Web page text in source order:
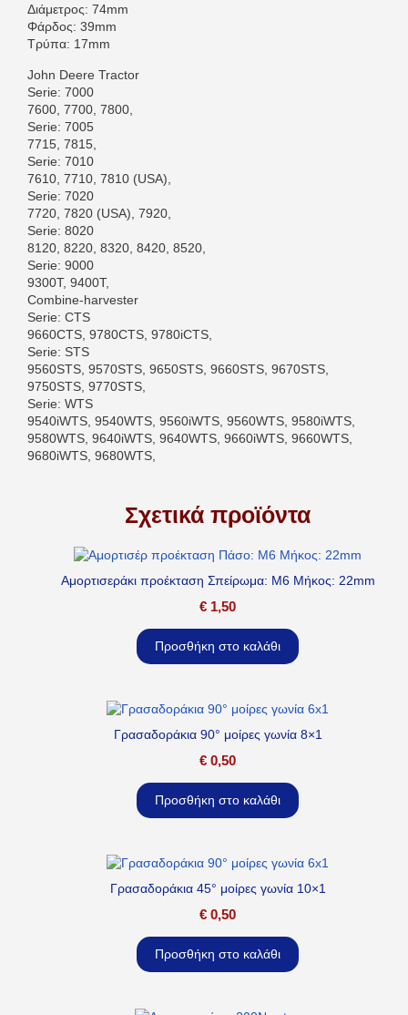
Διάμετρος: 74mm
Φάρδος: 39mm
Τρύπα: 17mm
John Deere Tractor
Serie: 7000
7600, 7700, 7800,
Serie: 7005
7715, 7815,
Serie: 7010
7610, 7710, 7810 (USA),
Serie: 7020
7720, 7820 (USA), 7920,
Serie: 8020
8120, 8220, 8320, 8420, 8520,
Serie: 9000
9300T, 9400T,
Combine-harvester
Serie: CTS
9660CTS, 9780CTS, 9780iCTS,
Serie: STS
9560STS, 9570STS, 9650STS, 9660STS, 9670STS,
9750STS, 9770STS,
Serie: WTS
9540iWTS, 9540WTS, 9560iWTS, 9560WTS, 9580iWTS,
9580WTS, 9640iWTS, 9640WTS, 9660iWTS, 9660WTS,
9680iWTS, 9680WTS,
Σχετικά προϊόντα
Αμορτισεράκι προέκταση Σπείρωμα: M6 Μήκος: 22mm
€ 1,50
Προσθήκη στο καλάθι
Γρασαδοράκια 90° μοίρες γωνία 8×1
€ 0,50
Προσθήκη στο καλάθι
Γρασαδοράκια 45° μοίρες γωνία 10×1
€ 0,50
Προσθήκη στο καλάθι